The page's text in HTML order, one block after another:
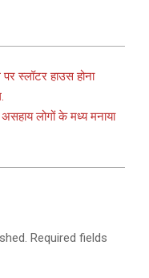
स्लॉटर हाउस होना
लोगों के मध्य मनाया
Required fields